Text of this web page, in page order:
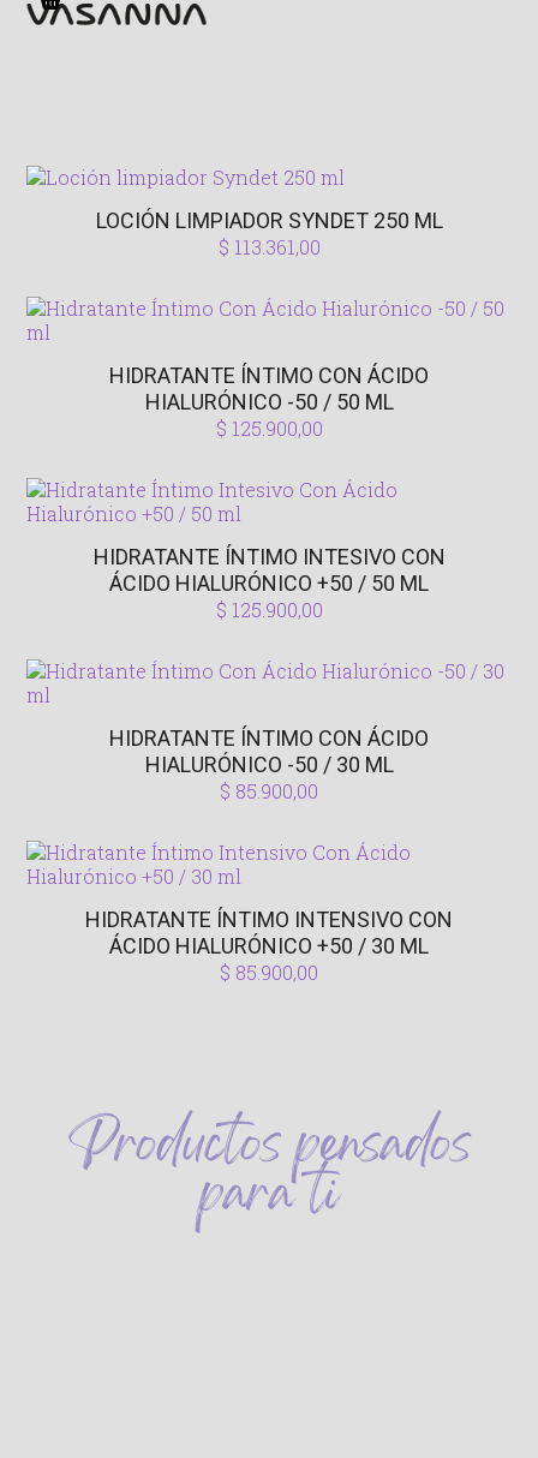
Skip
LOCIÓN LIMPIADOR SYNDET 250 ML
$ 113.361,00
HIDRATANTE ÍNTIMO CON ÁCIDO
HIALURÓNICO -50 / 50 ML
$ 125.900,00
HIDRATANTE ÍNTIMO INTESIVO CON
ÁCIDO HIALURÓNICO +50 / 50 ML
$ 125.900,00
HIDRATANTE ÍNTIMO CON ÁCIDO
HIALURÓNICO -50 / 30 ML
$ 85.900,00
HIDRATANTE ÍNTIMO INTENSIVO CON
ÁCIDO HIALURÓNICO +50 / 30 ML
$ 85.900,00
Productos pensados
para ti